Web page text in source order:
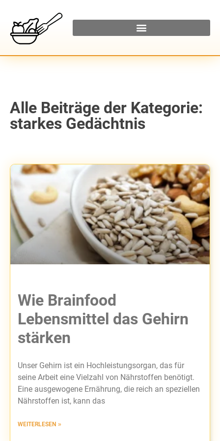
Alle Beiträge der Kategorie:
starkes Gedächtnis
Wie Brainfood
Lebensmittel das Gehirn
stärken
Unser Gehirn ist ein Hochleistungsorgan, das für
seine Arbeit eine Vielzahl von Nährstoffen benötigt.
Eine ausgewogene Ernährung, die reich an speziellen
Nährstoffen ist, kann das
WEITERLESEN »